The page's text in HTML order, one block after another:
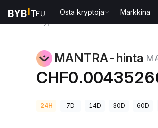
Osta kryptoja Markkina
MANTRA-hinta
24H 7D 14D 30D 60D